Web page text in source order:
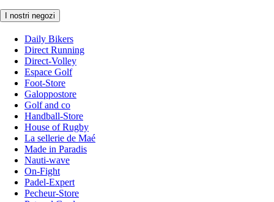
I nostri negozi
Daily Bikers
Direct Running
Direct-Volley
Espace Golf
Foot-Store
Galoppostore
Golf and co
Handball-Store
House of Rugby
La sellerie de Maé
Made in Paradis
Nauti-wave
On-Fight
Padel-Expert
Pecheur-Store